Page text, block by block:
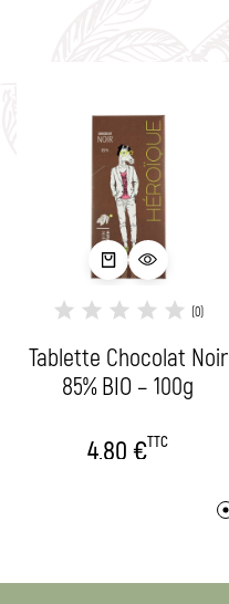
(0)
Tablette Chocolat Noir
85% BIO – 100g
4,80€TTC